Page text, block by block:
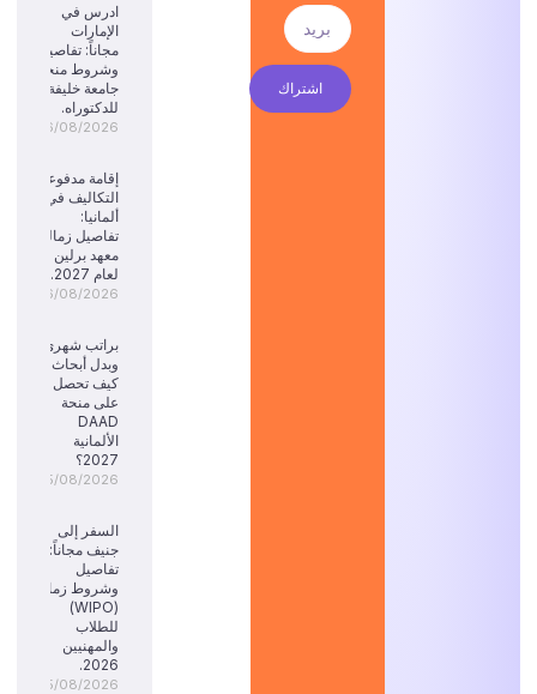
اشتراك
ادرس في
الإمارات
مجاناً: تفاصيل
وشروط منحة
جامعة خليفة
للدكتوراه.
06/08/2026
إقامة مدفوعة
التكاليف في
ألمانيا:
تفاصيل زمالة
معهد برلين
لعام 2027.
06/08/2026
براتب شهري
وبدل أبحاث:
كيف تحصل
على منحة
DAAD
الألمانية
2027؟
05/08/2026
السفر إلى
جنيف مجاناً:
تفاصيل
وشروط زمالة
(WIPO)
للطلاب
والمهنيين
2026.
05/08/2026